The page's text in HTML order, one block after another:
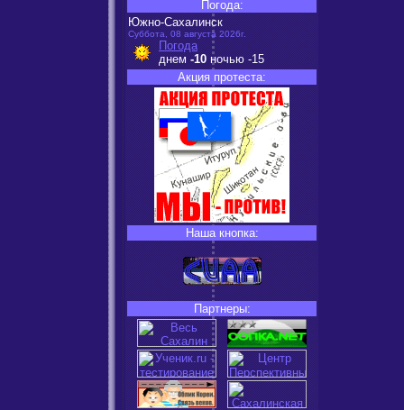
Погода:
Южно-Сахалинск
Суббота, 08 августа 2026г.
Погода
днем -10 ночью -15
Акция протеста:
Наша кнопка:
Партнеры: